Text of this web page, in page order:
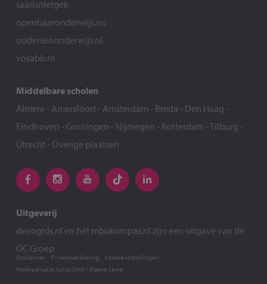
saarisnietgek
openbaaronderwijs.nu
oudersenonderwijs.nl
vosabb.nl
Middelbare scholen
Almere - Amersfoort- Amsterdam - Breda - Den Haag -
Eindhoven - Groningen - Nijmegen - Rotterdam -Tilburg -
Utrecht- Overige plaatsen
Uitgeverij
devogids.nl en het mbokompas.nl zijn een uitgave van de
OC Groep
Webrealisatie Julius Smit | Maeve Levie
Disclaimer Privacyverklaring Cookie-instellingen